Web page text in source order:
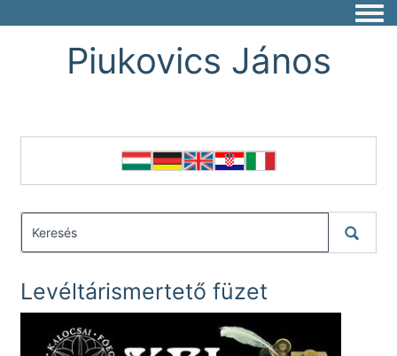
Piukovics János
Levéltárismertető füzet